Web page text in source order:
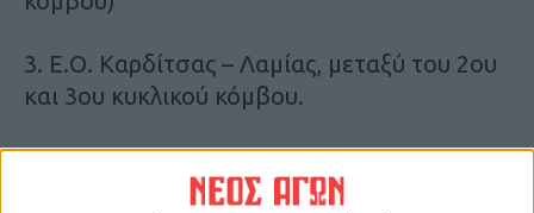
3. Ε.Ο. Καρδίτσας – Λαμίας, μεταξύ του 2ου
και 3ου κυκλικού κόμβου.
4. Ε.Ο. Καρδίτσας – Λαμίας από Κόμβο
Καράμπαλη έως Δέλτα Καρδίτσας.